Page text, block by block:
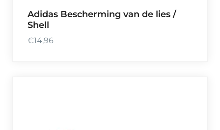
Adidas Bescherming van de lies /
Shell
€14,96